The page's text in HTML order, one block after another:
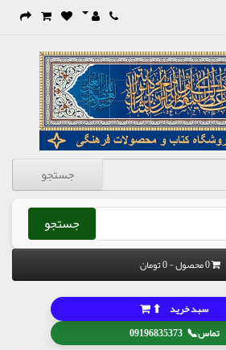
جستجو
جستجو
0 محصول - 0 تومان
تماس📞
09196835373
سبد خرید ⬆